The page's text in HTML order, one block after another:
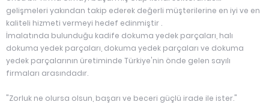
gelişmeleri yakından takip ederek değerli müşterilerine en iyi ve en
kaliteli hizmeti vermeyi hedef edinmiştir .
İmalatında bulunduğu kadife dokuma yedek parçaları, halı
dokuma yedek parçaları, dokuma yedek parçaları ve dokuma
yedek parçalarının üretiminde Türkiye'nin önde gelen sayılı
firmaları arasındadır.
"Zorluk ne olursa olsun, başarı ve beceri güçlü irade ile ister."